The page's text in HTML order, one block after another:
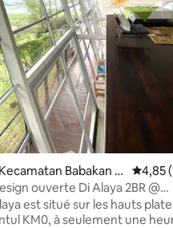
la base de 150
Babakan M
4,85
ouverte Di Alaya 2BR @
KM0est situé sur les hauts
KM0, à seulement une